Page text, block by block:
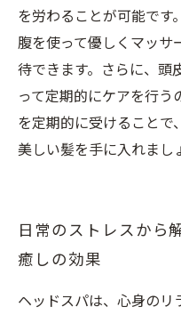
を労わることが可能です
腹を使って優しくマッサ
待できます。さらに、頭
って定期的にケアを行う
を定期的に受けることで
美しい髪を手に入れまし
日常のストレスから
癒しの効果
ヘッドスパは、心身のリ